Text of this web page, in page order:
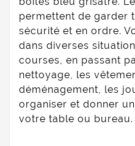
permettent de garder
sécurité et en ordre.
dans diverses
courses, en passant
nettoyage, les
déménagement, les
organiser et donner
votre table ou bureau.